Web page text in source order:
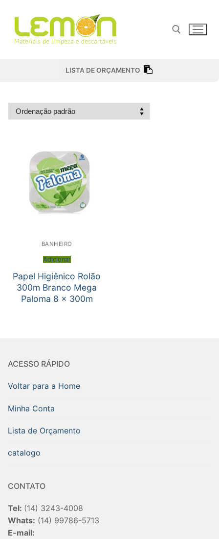
para
conteúdo
Pesquisar por:
LISTA DE ORÇAMENTO
BANHEIRO
Adicionar
Papel Higiênico Rolão
300m Branco Mega
Paloma 8 x 300m
ACESSO RÁPIDO
Voltar para a Home
Minha Conta
Lista de Orçamento
catalogo
CONTATO
Tel: (14) 3243-4008
Whats: (14) 99786-5713
E-mail: